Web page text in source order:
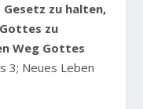
Gesetz zu halten,
zu
Weg Gottes
3; Neues Leben